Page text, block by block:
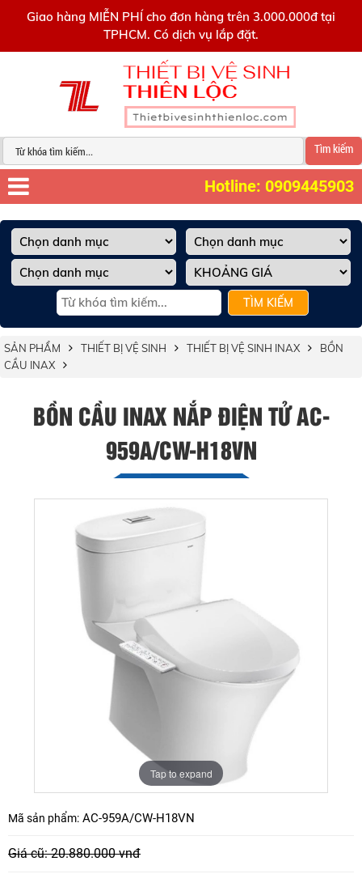
Giao hàng MIỄN PHÍ cho đơn hàng trên 3.000.000đ tại
TPHCM. Có dịch vụ lắp đặt.
Tìm kiếm
Hotline: 0909445903
TÌM KIẾM
SẢN PHẨM THIẾT BỊ VỆ SINH THIẾT BỊ VỆ SINH INAX
BỒN
CẦU INAX
BỒN CẦU INAX NẮP ĐIỆN TỬ AC-
959A/CW-H18VN
Tap to expand
Mã sản phẩm: AC-959A/CW-H18VN
Giá cũ: 20.880.000 vnđ
0909445903